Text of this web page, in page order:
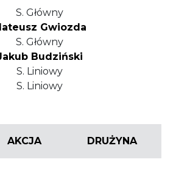
S. Główny
Gwiozda
S. Główny
Budziński
S. Liniowy
S. Liniowy
AKCJA DRUŻYNA